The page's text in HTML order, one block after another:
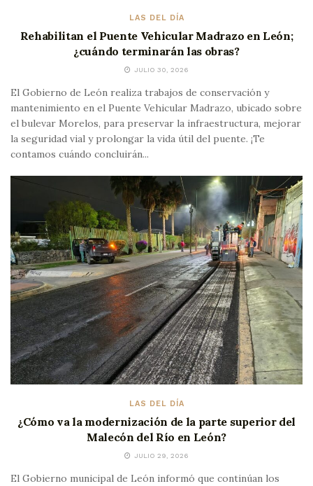
LAS DEL DÍA
Rehabilitan el Puente Vehicular Madrazo en León;
¿cuándo terminarán las obras?
JULIO 30, 2026
El Gobierno de León realiza trabajos de conservación y
mantenimiento en el Puente Vehicular Madrazo, ubicado sobre
el bulevar Morelos, para preservar la infraestructura, mejorar
la seguridad vial y prolongar la vida útil del puente. ¡Te
contamos cuándo concluirán...
LAS DEL DÍA
¿Cómo va la modernización de la parte superior del
Malecón del Río en León?
JULIO 29, 2026
El Gobierno municipal de León informó que continúan los